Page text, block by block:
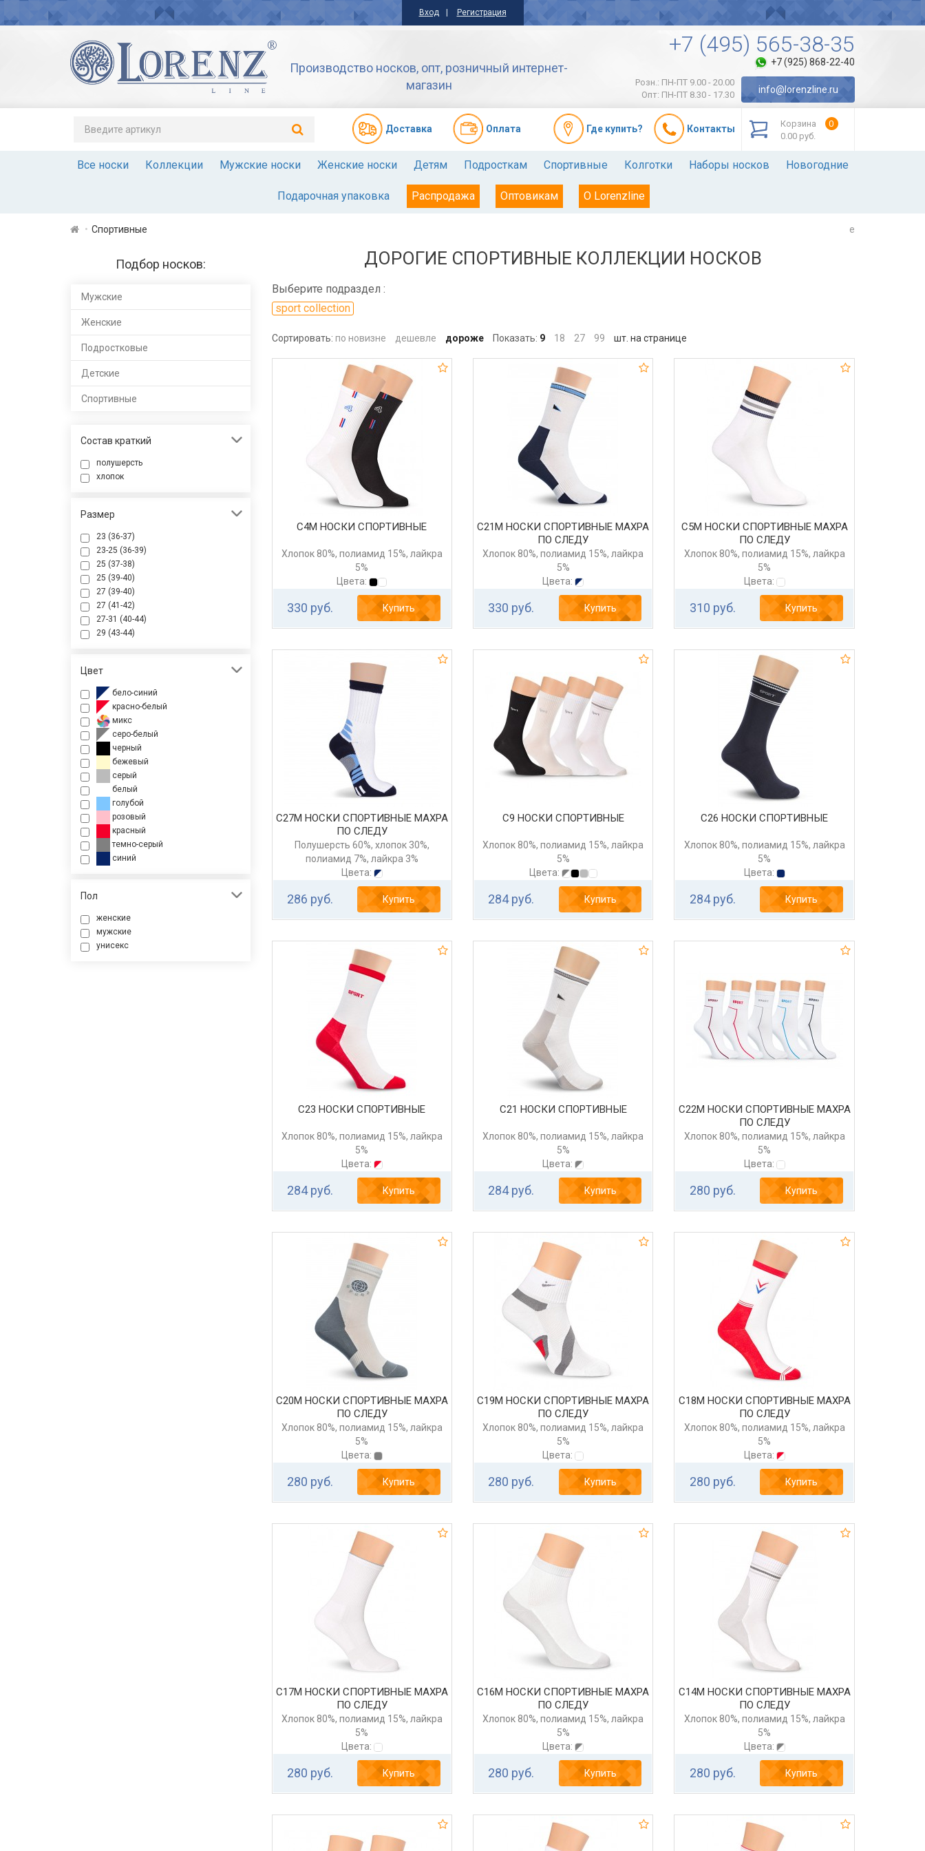
Вход Регистрация
Производство носков, опт, розничный интернет-
магазин
+7 (495) 565-38-35
+7 (925) 868-22-40
Розн.: ПН-ПТ 9.00 - 20.00
Опт: ПН-ПТ 8.30 - 17.30
info@lorenzline.ru
Доставкa Оплата Где купить? Контакты Корзина
0
0.00 руб.
Все носки Коллекции Мужские носки Женские носки Детям Подросткам Спортивные Колготки Наборы носков Новогодние
Подарочная упаковка Распродажа Оптовикам О Lorenzline
Спортивные e
Подбор носков:
Мужские
Женские
Подростковые
Детские
Спортивные
Состав краткий
полушерсть
хлопок
Размер
23 (36-37)
23-25 (36-39)
25 (37-38)
25 (39-40)
27 (39-40)
27 (41-42)
27-31 (40-44)
29 (43-44)
Цвет
бело-синий
красно-белый
микс
серо-белый
черный
бежевый
серый
белый
голубой
розовый
красный
темно-серый
синий
Пол
женские
мужские
унисекс
ДОРОГИЕ СПОРТИВНЫЕ КОЛЛЕКЦИИ НОСКОВ
Выберите подраздел :
sport collection
Сортировать: по новизне дешевле дороже Показать: 9 18 27 99 шт. на странице
С4М НОСКИ СПОРТИВНЫЕ
Хлопок 80%, полиамид 15%, лайкра
5%
Цвета:
330 руб. Купить
С21М НОСКИ СПОРТИВНЫЕ МАХРА
ПО СЛЕДУ
Хлопок 80%, полиамид 15%, лайкра
5%
Цвета:
330 руб. Купить
С5М НОСКИ СПОРТИВНЫЕ МАХРА
ПО СЛЕДУ
Хлопок 80%, полиамид 15%, лайкра
5%
Цвета:
310 руб. Купить
С27М НОСКИ СПОРТИВНЫЕ МАХРА
ПО СЛЕДУ
Полушерсть 60%, хлопок 30%,
полиамид 7%, лайкра 3%
Цвета:
286 руб. Купить
С9 НОСКИ СПОРТИВНЫЕ
Хлопок 80%, полиамид 15%, лайкра
5%
Цвета:
284 руб. Купить
С26 НОСКИ СПОРТИВНЫЕ
Хлопок 80%, полиамид 15%, лайкра
5%
Цвета:
284 руб. Купить
С23 НОСКИ СПОРТИВНЫЕ
Хлопок 80%, полиамид 15%, лайкра
5%
Цвета:
284 руб. Купить
С21 НОСКИ СПОРТИВНЫЕ
Хлопок 80%, полиамид 15%, лайкра
5%
Цвета:
284 руб. Купить
С22М НОСКИ СПОРТИВНЫЕ МАХРА
ПО СЛЕДУ
Хлопок 80%, полиамид 15%, лайкра
5%
Цвета:
280 руб. Купить
С20М НОСКИ СПОРТИВНЫЕ МАХРА
ПО СЛЕДУ
Хлопок 80%, полиамид 15%, лайкра
5%
Цвета:
280 руб. Купить
С19М НОСКИ СПОРТИВНЫЕ МАХРА
ПО СЛЕДУ
Хлопок 80%, полиамид 15%, лайкра
5%
Цвета:
280 руб. Купить
С18М НОСКИ СПОРТИВНЫЕ МАХРА
ПО СЛЕДУ
Хлопок 80%, полиамид 15%, лайкра
5%
Цвета:
280 руб. Купить
С17М НОСКИ СПОРТИВНЫЕ МАХРА
ПО СЛЕДУ
Хлопок 80%, полиамид 15%, лайкра
5%
Цвета:
280 руб. Купить
С16М НОСКИ СПОРТИВНЫЕ МАХРА
ПО СЛЕДУ
Хлопок 80%, полиамид 15%, лайкра
5%
Цвета:
280 руб. Купить
С14М НОСКИ СПОРТИВНЫЕ МАХРА
ПО СЛЕДУ
Хлопок 80%, полиамид 15%, лайкра
5%
Цвета:
280 руб. Купить